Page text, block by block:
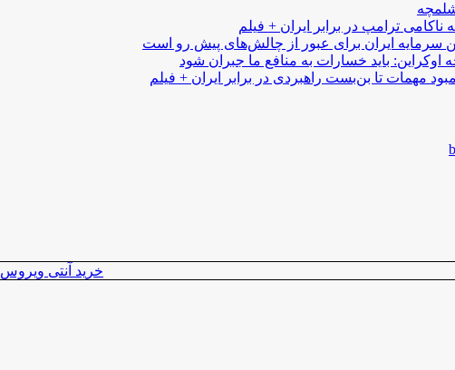
ترامپ در برابر ایران + فیلم
سرمایه ایران برای عبور از چالش‌های پیش رو است
باید خسارات به منافع ما جبران شود
مهمات تا بن‌بست راهبردی در برابر ایران + فیلم
خرید آنتی ویروس